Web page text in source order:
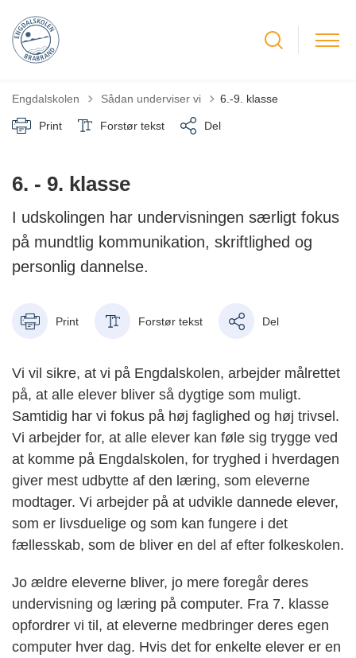
Engdalskolen Tilbage til
Sådan underviser vi 6.-9. klasse
Print Forstør tekst Del
6. - 9. klasse
I udskolingen har undervisningen særligt fokus
på mundtlig kommunikation, skriftlighed og
personlig dannelse.
Print Forstør tekst Del
Vi vil sikre, at vi på Engdalskolen, arbejder målrettet
på, at alle elever bliver så dygtige som muligt.
Samtidig har vi fokus på høj faglighed og høj trivsel.
Vi arbejder for, at alle elever kan føle sig trygge ved
at komme på Engdalskolen, for tryghed i hverdagen
giver mest udbytte af den læring, som eleverne
modtager. Vi arbejder på at udvikle dannede elever,
som er livsduelige og som kan fungere i det
fællesskab, som de bliver en del af efter folkeskolen.
Jo ældre eleverne bliver, jo mere foregår deres
undervisning og læring på computer. Fra 7. klasse
opfordrer vi til, at eleverne medbringer deres egen
computer hver dag. Hvis det for enkelte elever er en